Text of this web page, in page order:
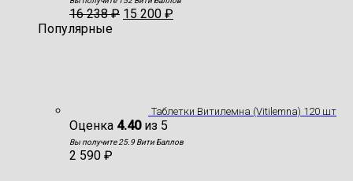
16 238₽ 15 200 ₽
Популярные
Таблетки Витилемна (Vitilemna) 120 шт
Оценка 4.40из 5
Вы получите 25.9 Вити Баллов
2 590 ₽